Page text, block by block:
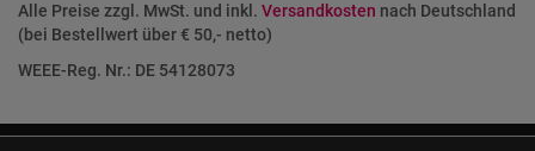
Alle Preise zzgl. MwSt. und inkl. Versandkosten nach Deutschland
(bei Bestellwert über € 50,- netto)
WEEE-Reg. Nr.: DE 54128073